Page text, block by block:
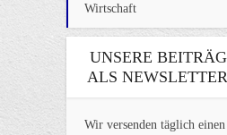
Wirtschaft
UNSERE
ALS
Wir versenden täglich